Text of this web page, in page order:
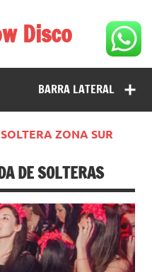
Disco
CENA SHOW GUIA DE
BARRA LATERAL
ZONA SUR
DE SOLTERAS